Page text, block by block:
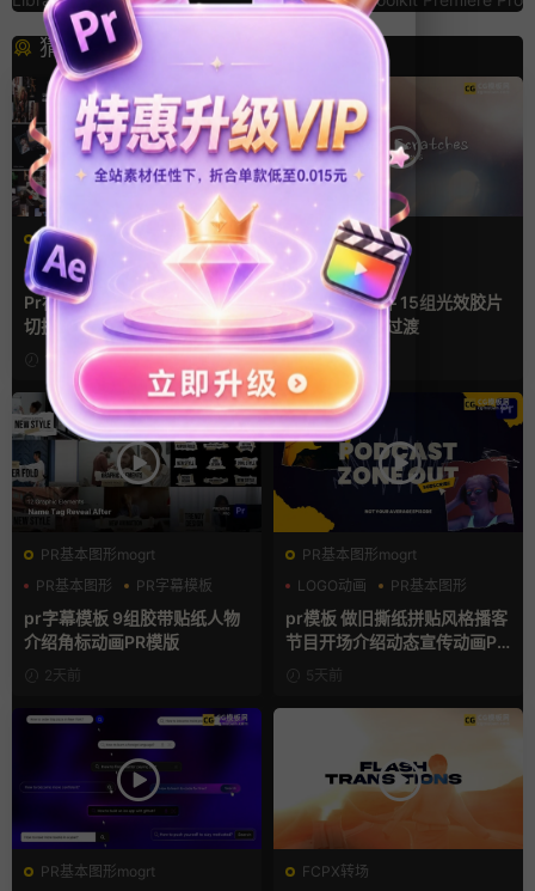
猜你喜欢
PR基本图形mogrt
PR基本图形
企业宣传模板
幻灯片
Pr视频模板 10款3D空间多屏
切换开场相册视频展示照片墙
19小时前
FCPX转场
光效
复古风
支持Intel+M芯片
FCPX转场插件 15组光效胶片
划痕复古视频过渡
20小时前
PR基本图形mogrt
PR基本图形
PR字幕模板
人物介绍
pr字幕模板 9组胶带贴纸人物
介绍角标动画PR模版
2天前
PR基本图形mogrt
LOGO动画
PR基本图形
复古风
pr模板 做旧撕纸拼贴风格播客
节目开场介绍动态宣传动画PR
模版5天前
PR基本图形mogrt
FCPX转场